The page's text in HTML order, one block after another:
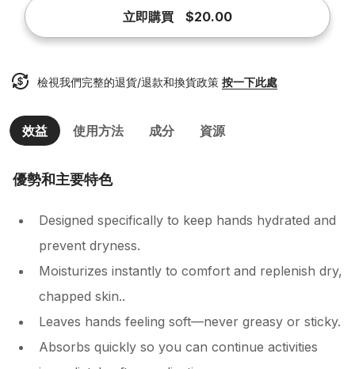
立即購買 $20.00
檢視我們完整的退貨/退款和換貨政策 按一下此處
效益 使用方法 成分 資源
優勢和主要特色
Designed specifically to keep hands hydrated and
prevent dryness.
Moisturizes instantly to comfort and replenish dry,
chapped skin..
Leaves hands feeling soft—never greasy or sticky.
Absorbs quickly so you can continue activities